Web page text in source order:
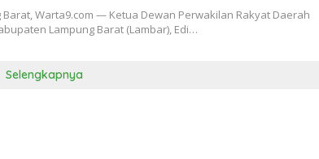
Barat, Warta9.com — Ketua Dewan Perwakilan Rakyat Daerah
Lampung Barat (Lambar), Edi…
Selengkapnya